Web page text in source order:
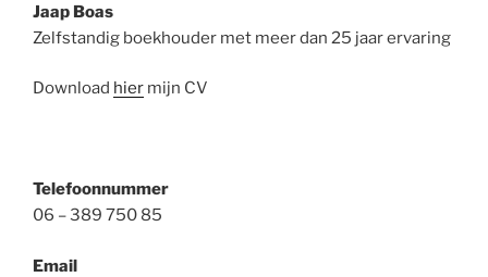
Jaap Boas
Zelfstandig boekhouder met meer dan 25 jaar ervaring
Download hier mijn CV
Telefoonnummer
06 – 389 750 85
Email